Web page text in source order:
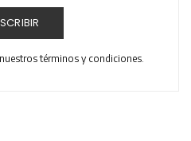
términos y condiciones.